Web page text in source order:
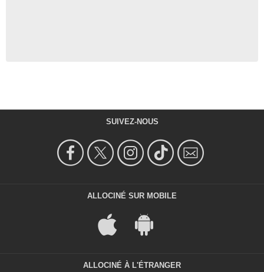
SUIVEZ-NOUS
ALLOCINÉ SUR MOBILE
ALLOCINÉ À L'ÉTRANGER